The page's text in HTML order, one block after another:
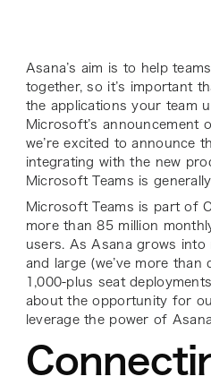
Asana’s aim is to help
together, so it’s important
the applications your team
Microsoft’s announcement
we’re excited to announce
integrating with the new
Microsoft Teams is
Microsoft Teams is part of
more than 85 million
users. As Asana grows into
and large (we’ve more
1,000-plus seat
about the opportunity for
leverage the power of